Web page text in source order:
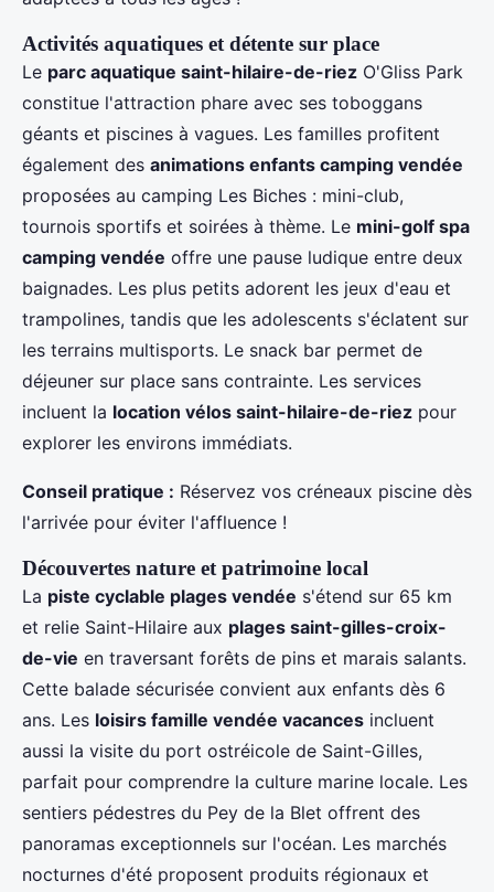
Activités aquatiques et détente sur place
Le parc aquatique saint-hilaire-de-riez O'Gliss Park
constitue l'attraction phare avec ses toboggans
géants et piscines à vagues. Les familles profitent
également des animations enfants camping vendée
proposées au camping Les Biches : mini-club,
tournois sportifs et soirées à thème. Le mini-golf spa
camping vendée offre une pause ludique entre deux
baignades. Les plus petits adorent les jeux d'eau et
trampolines, tandis que les adolescents s'éclatent sur
les terrains multisports. Le snack bar permet de
déjeuner sur place sans contrainte. Les services
incluent la location vélos saint-hilaire-de-riez pour
explorer les environs immédiats.
Conseil pratique : Réservez vos créneaux piscine dès
l'arrivée pour éviter l'affluence !
Découvertes nature et patrimoine local
La piste cyclable plages vendée s'étend sur 65 km
et relie Saint-Hilaire aux plages saint-gilles-croix-
de-vie en traversant forêts de pins et marais salants.
Cette balade sécurisée convient aux enfants dès 6
ans. Les loisirs famille vendée vacances incluent
aussi la visite du port ostréicole de Saint-Gilles,
parfait pour comprendre la culture marine locale. Les
sentiers pédestres du Pey de la Blet offrent des
panoramas exceptionnels sur l'océan. Les marchés
nocturnes d'été proposent produits régionaux et